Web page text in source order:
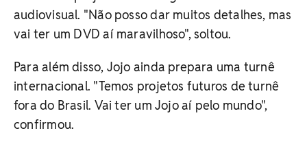
audiovisual. "Não posso dar muitos detalhes, mas
vai ter um DVD aí maravilhoso", soltou.
Para além disso, Jojo ainda prepara uma turnê
internacional. "Temos projetos futuros de turnê
fora do Brasil. Vai ter um Jojo aí pelo mundo",
confirmou.